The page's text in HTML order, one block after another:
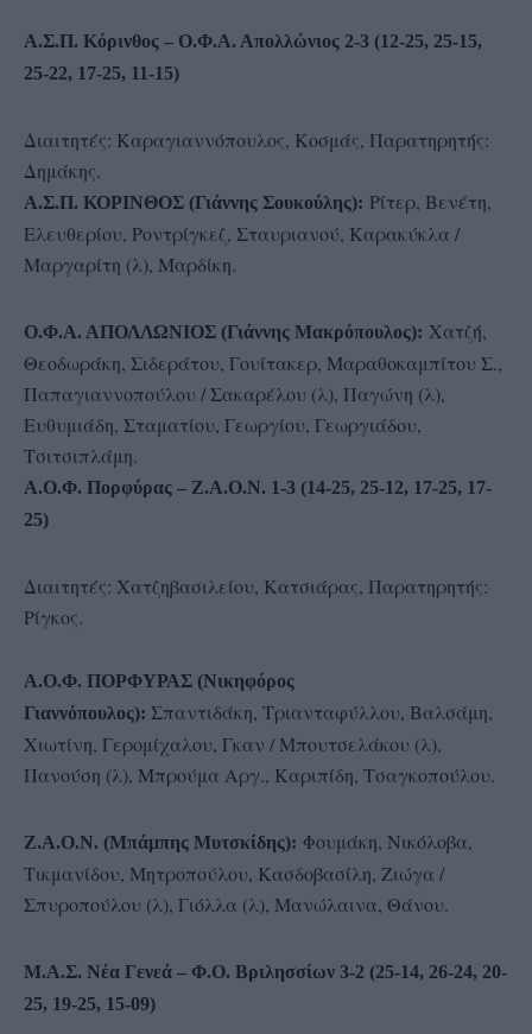
Α.Σ.Π. Κόρινθος – Ο.Φ.Α. Απολλώνιος 2-3 (12-25, 25-15,
25-22, 17-25, 11-15)
Διαιτητές: Καραγιαννόπουλος, Κοσμάς, Παρατηρητής:
Δημάκης.
Α.Σ.Π. ΚΟΡΙΝΘΟΣ (Γιάννης Σουκούλης): Ρίτερ, Βενέτη,
Ελευθερίου, Ροντρίγκεζ, Σταυριανού, Καρακύκλα /
Μαργαρίτη (λ), Μαρδίκη.
Ο.Φ.Α. ΑΠΟΛΛΩΝΙΟΣ (Γιάννης Μακρόπουλος): Χατζή,
Θεοδωράκη, Σιδεράτου, Γουίτακερ, Μαραθοκαμπίτου Σ.,
Παπαγιαννοπούλου / Σακαρέλου (λ), Παγώνη (λ),
Ευθυμιάδη, Σταματίου, Γεωργίου, Γεωργιάδου,
Τσιτσιπλάμη.
Α.Ο.Φ. Πορφύρας – Ζ.Α.Ο.Ν. 1-3 (14-25, 25-12, 17-25, 17-
25)
Διαιτητές: Χατζηβασιλείου, Κατσιάρας, Παρατηρητής:
Ρίγκος.
Α.Ο.Φ. ΠΟΡΦΥΡΑΣ (Νικηφόρος
Γιαννόπουλος): Σπαντιδάκη, Τριανταφύλλου, Βαλσάμη,
Χιωτίνη, Γερομίχαλου, Γκαν / Μπουτσελάκου (λ),
Πανούση (λ), Μπρούμα Αργ., Καριπίδη, Τσαγκοπούλου.
Ζ.Α.Ο.Ν. (Μπάμπης Μυτσκίδης): Φουμάκη, Νικόλοβα,
Τικμανίδου, Μητροπούλου, Κασδοβασίλη, Ζιώγα /
Σπυροπούλου (λ), Γιόλλα (λ), Μανώλαινα, Θάνου.
Μ.Α.Σ. Νέα Γενεά – Φ.Ο. Βριλησσίων 3-2 (25-14, 26-24, 20-
25, 19-25, 15-09)